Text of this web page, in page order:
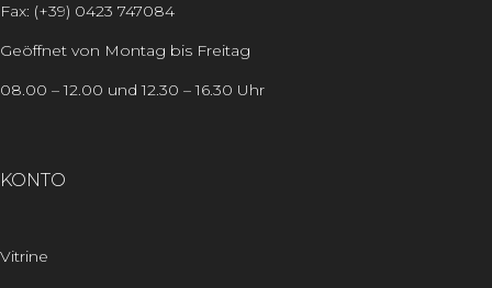
Fax: (+39) 0423 747084
Geöffnet von Montag bis Freitag
08.00 – 12.00 und 12.30 – 16.30 Uhr
KONTO
Vitrine